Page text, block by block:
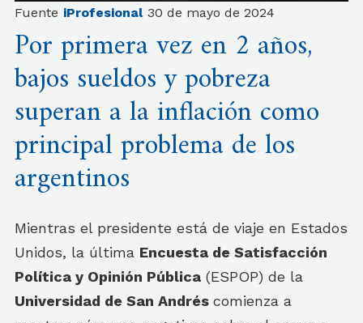
Fuente iProfesional 30 de mayo de 2024
Por primera vez en 2 años,
bajos sueldos y pobreza
superan a la inflación como
principal problema de los
argentinos
Mientras el presidente está de viaje en Estados
Unidos, la última Encuesta de Satisfacción
Política y Opinión Pública (ESPOP) de la
Universidad de San Andrés comienza a